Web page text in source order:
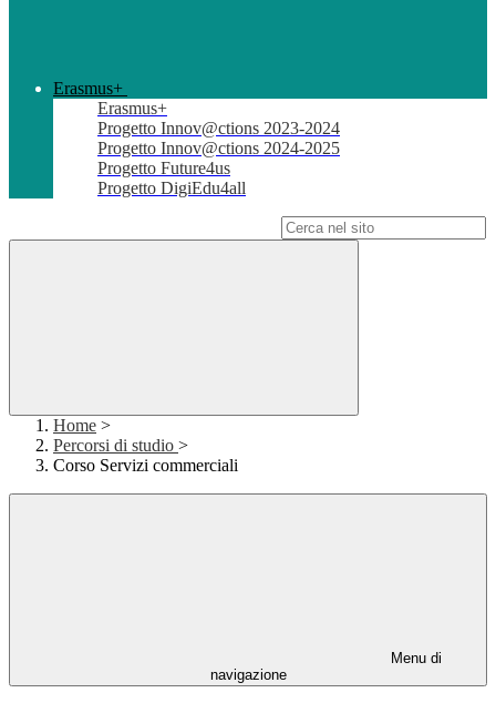
Erasmus+
Erasmus+
Progetto Innov@ctions 2023-2024
Progetto Innov@ctions 2024-2025
Progetto Future4us
Progetto DigiEdu4all
Home >
Percorsi di studio >
Corso Servizi commerciali
Menu di
navigazione